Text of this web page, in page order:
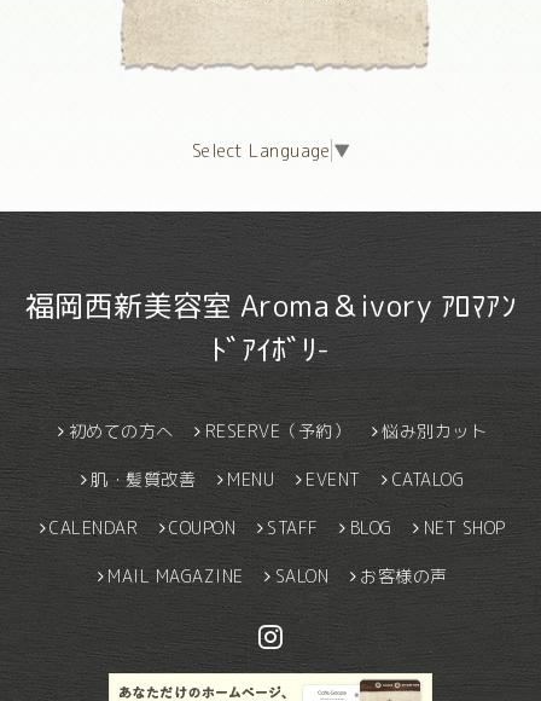
Select Language ▼
福岡西新美容室 Aroma＆ivory ｱﾛﾏｱﾝ
ﾄﾞｱｲﾎﾞﾘ-
初めての方へ RESERVE（予約） 悩み別カット
肌・髪質改善 MENU EVENT CATALOG
CALENDAR COUPON STAFF BLOG NET SHOP
MAIL MAGAZINE SALON お客様の声